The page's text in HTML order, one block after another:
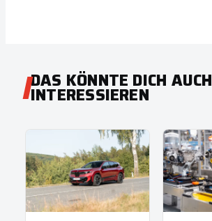
DAS KÖNNTE DICH AUCH
INTERESSIEREN